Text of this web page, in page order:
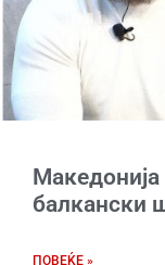
балкански
ПОВЕЌЕ »